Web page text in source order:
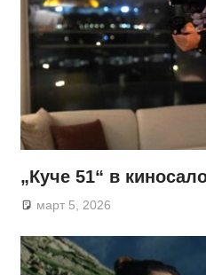
„Куче 51“ в
март 5, 2026